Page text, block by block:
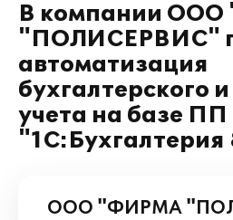
В компании
"ПОЛИСЕРВИС"
автоматизация
бухгалтерского
учета на базе ПП
"1С:Бухгалтерия
ООО "ФИРМА